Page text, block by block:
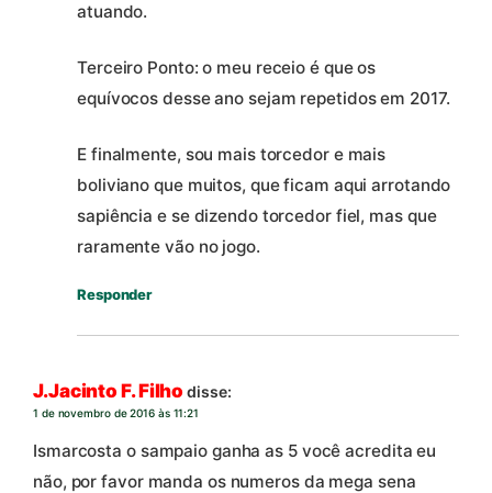
atuando.
Terceiro Ponto: o meu receio é que os
equívocos desse ano sejam repetidos em 2017.
E finalmente, sou mais torcedor e mais
boliviano que muitos, que ficam aqui arrotando
sapiência e se dizendo torcedor fiel, mas que
raramente vão no jogo.
Responder
J.Jacinto F. Filho disse:
1 de novembro de 2016 às 11:21
Ismarcosta o sampaio ganha as 5 você acredita eu
não, por favor manda os numeros da mega sena